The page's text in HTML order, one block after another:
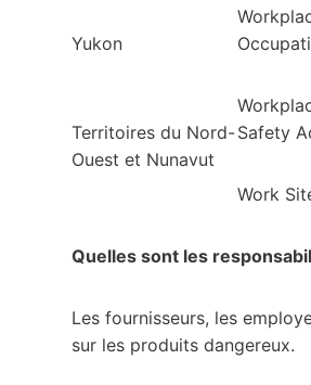
Yukon
Territoires du Nord-
Ouest et Nunavut
Safety
Work
Quelles sont les
Les fournisseurs, les
sur les produits dangereux.